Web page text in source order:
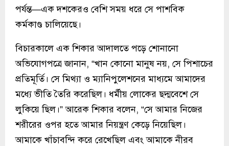
পর্যন্ত—এক দশকেরও বেশি সময় ধরে সে পাশবিক
কর্মকাণ্ড চালিয়েছে।
বিচারকালে এক শিকার আদালতে পড়ে শোনানো
অভিযোগপত্রে জানান, “খান কোনো মানুষ নয়, সে পিশাচের
প্রতিমূর্তি। সে মিথ্যা ও ম্যানিপুলেশনের মাধ্যমে আমাদের
মধ্যে ভীতি তৈরি করেছিল। ধর্মীয় লোকের ছদ্মবেশে সে
লুকিয়ে ছিল।” আরেক শিকার বলেন, “সে আমার নিজের
শরীরের ওপর হতে আমার নিয়ন্ত্রণ কেড়ে নিয়েছিল।
আমাকে খাঁচাবন্দি করে রেখেছিল এবং আমাকে নীরব